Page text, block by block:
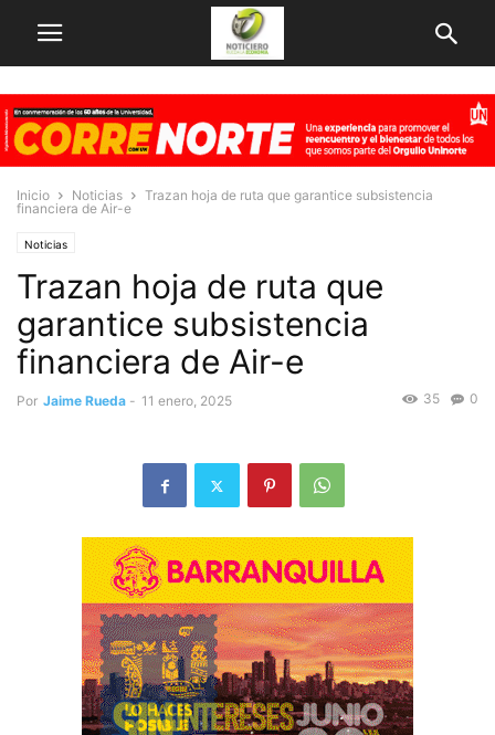
Inicio Noticias
Trazan hoja de ruta que garantice subsistencia
financiera de Air-e
Noticias
Trazan hoja de ruta que
garantice subsistencia
financiera de Air-e
Por Jaime Rueda - 11 enero, 2025 0
35